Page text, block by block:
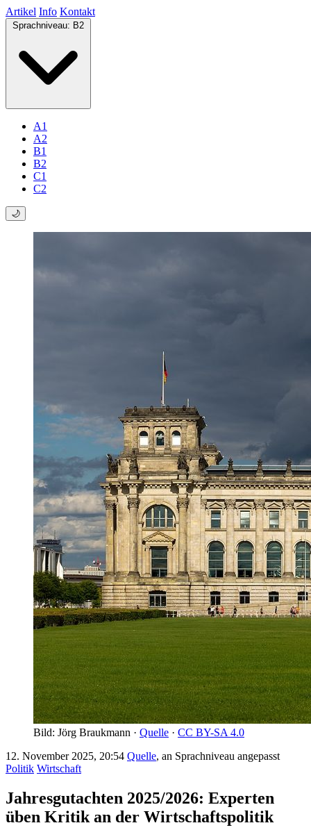
Artikel Info Kontakt
Sprachniveau: B2
A1
A2
B1
B2
C1
C2
🌙
Bild: Jörg Braukmann · Quelle · CC BY-SA 4.0
12. November 2025, 20:54 Quelle, an Sprachniveau angepasst
Politik Wirtschaft
Jahresgutachten 2025/2026: Experten
üben Kritik an der Wirtschaftspolitik